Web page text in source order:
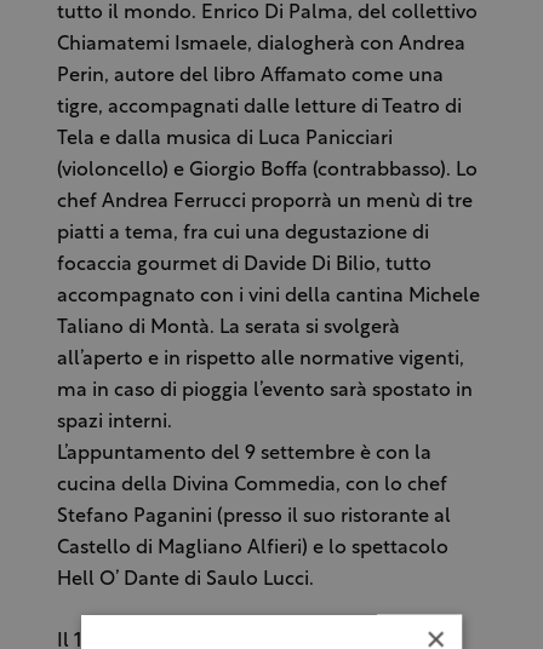
tutto il mondo. Enrico Di Palma, del collettivo
Chiamatemi Ismaele, dialogherà con Andrea
Perin, autore del libro Affamato come una
tigre, accompagnati dalle letture di Teatro di
Tela e dalla musica di Luca Panicciari
(violoncello) e Giorgio Boffa (contrabbasso). Lo
chef Andrea Ferrucci proporrà un menù di tre
piatti a tema, fra cui una degustazione di
focaccia gourmet di Davide Di Bilio, tutto
accompagnato con i vini della cantina Michele
Taliano di Montà. La serata si svolgerà
all’aperto e in rispetto alle normative vigenti,
ma in caso di pioggia l’evento sarà spostato in
spazi interni.
L’appuntamento del 9 settembre è con la
cucina della Divina Commedia, con lo chef
Stefano Paganini (presso il suo ristorante al
Castello di Magliano Alfieri) e lo spettacolo
Hell O’ Dante di Saulo Lucci.
Il 16 settembre, presso il Ristorante Icif, nel
×